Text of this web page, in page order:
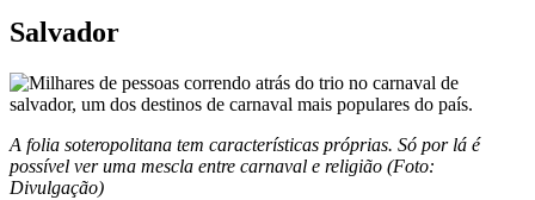
Salvador
A folia soteropolitana tem características próprias. Só por lá é
possível ver uma mescla entre carnaval e religião (Foto:
Divulgação)